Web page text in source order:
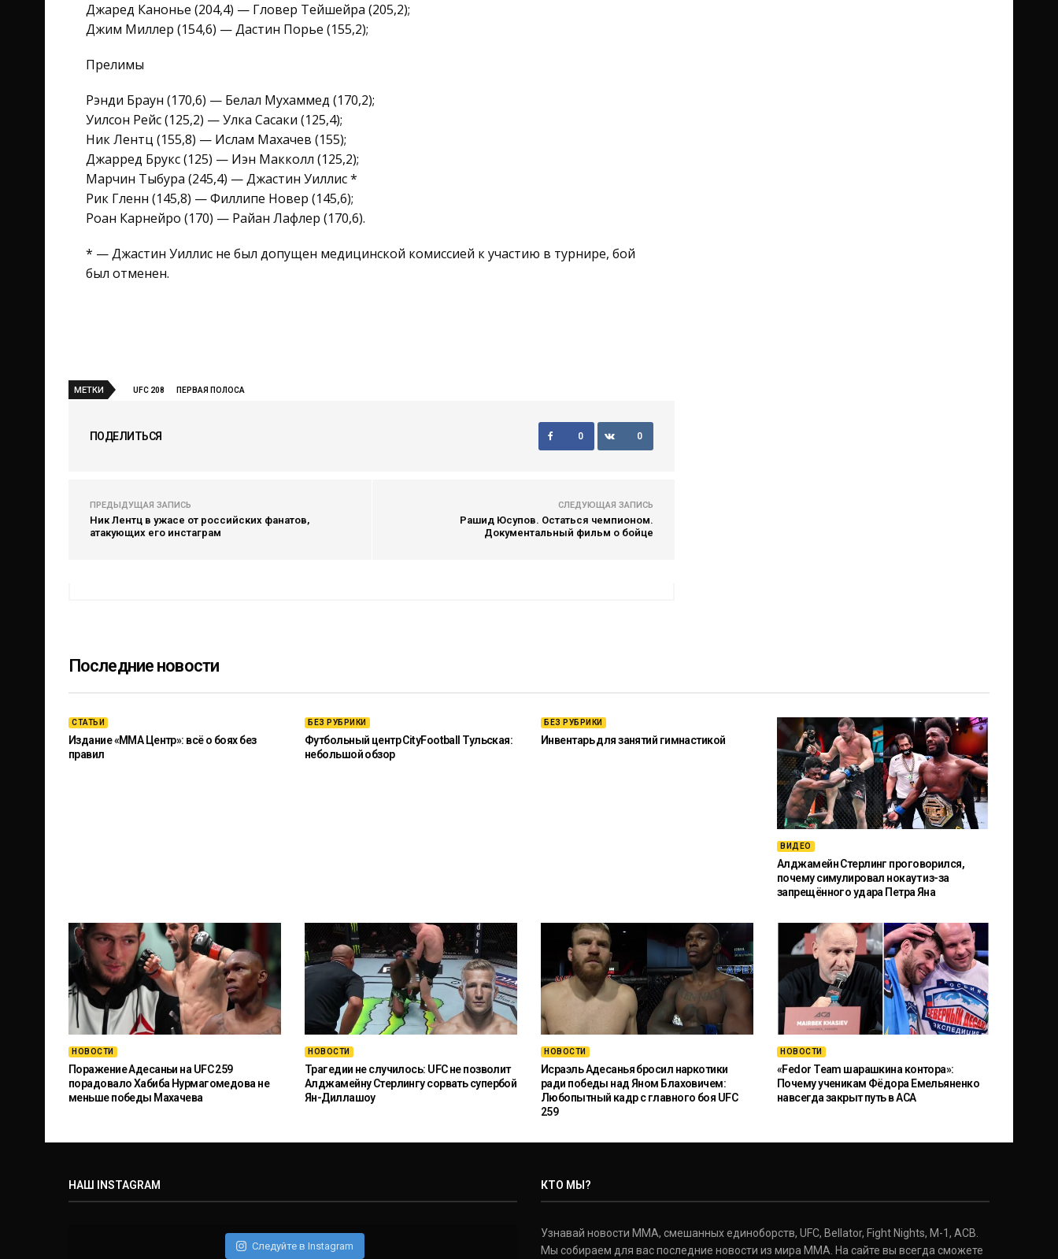
Джаред Канонье (204,4) — Гловер Тейшейра (205,2);
Джим Миллер (154,6) — Дастин Порье (155,2);
Прелимы
Рэнди Браун (170,6) — Белал Мухаммед (170,2);
Уилсон Рейс (125,2) — Улка Сасаки (125,4);
Ник Лентц (155,8) — Ислам Махачев (155);
Джарред Брукс (125) — Иэн Макколл (125,2);
Марчин Тыбура (245,4) — Джастин Уиллис *
Рик Гленн (145,8) — Филлипе Новер (145,6);
Роан Карнейро (170) — Райан Лафлер (170,6).
* — Джастин Уиллис не был допущен медицинской комиссией к участию в турнире, бой
был отменен.
МЕТКИ UFC 208 ПЕРВАЯ ПОЛОСА
ПОДЕЛИТЬСЯ 0 0
ПРЕДЫДУЩАЯ ЗАПИСЬ
Ник Лентц в ужасе от российских фанатов,
атакующих его инстаграм
СЛЕДУЮЩАЯ ЗАПИСЬ
Рашид Юсупов. Остаться чемпионом.
Документальный фильм о бойце
Последние новости
СТАТЬИ
Издание «ММА Центр»: всё о боях без
правил
БЕЗ РУБРИКИ
Футбольный центр CityFootball Тульская:
небольшой обзор
БЕЗ РУБРИКИ
Инвентарь для занятий гимнастикой
ВИДЕО
Алджамейн Стерлинг проговорился,
почему симулировал нокаут из-за
запрещённого удара Петра Яна
НОВОСТИ
Поражение Адесаньи на UFC 259
порадовало Хабиба Нурмагомедова не
меньше победы Махачева
НОВОСТИ
Трагедии не случилось: UFC не позволит
Алджамейну Стерлингу сорвать супербой
Ян-Диллашоу
НОВОСТИ
Исраэль Адесанья бросил наркотики
ради победы над Яном Блаховичем:
Любопытный кадр с главного боя UFC
259
НОВОСТИ
«Fedor Team шарашкина контора»:
Почему ученикам Фёдора Емельяненко
навсегда закрыт путь в ACA
НАШ INSTAGRAM
Следуйте в Instagram
КТО МЫ?
Узнавай новости ММА, смешанных единоборств, UFC, Bellator, Fight Nights, M-1, ACB.
Мы собираем для вас последние новости из мира ММА. На сайте вы всегда сможете